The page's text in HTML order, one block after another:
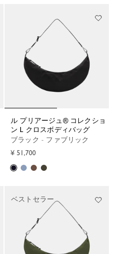
ル プリアージュ® コレクショ
ン L クロスボディバッグ
ブラック - ファブリック
¥ 51,700
ベストセラー